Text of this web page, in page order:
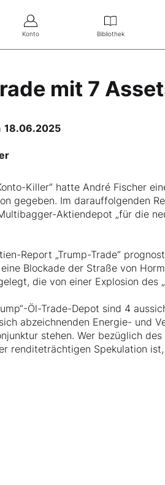
Konto Bibliothek
mit 7
18.06.2025
Killer“ hatte André Fischer
gegeben. Im darauffolgenden
Aktiendepot „für die
Report „Trump-Trade“
Blockade der Straße von
die von einer Explosion
Öl-Trade-Depot sind 4
abzeichnenden Energie- und
stehen. Wer bezüglich
renditeträchtigen Spekulation